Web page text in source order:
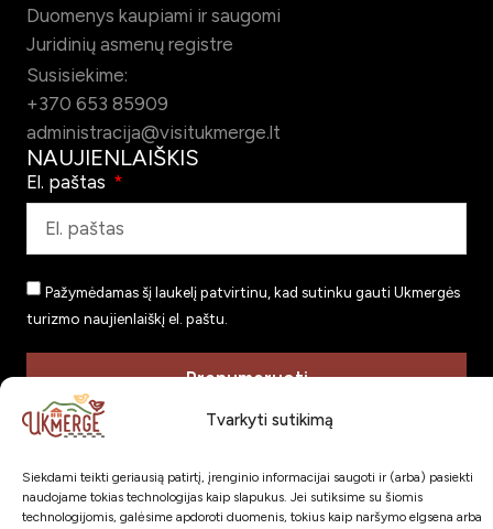
Tvarkyti sutikimą
Siekdami teikti geriausią patirtį, įrenginio informacijai saugoti ir (arba) pasiekti
naudojame tokias technologijas kaip slapukus. Jei sutiksime su šiomis
technologijomis, galėsime apdoroti duomenis, tokius kaip naršymo elgsena arba
Duomenys kaupiami ir saugomi
Juridinių asmenų registre
Susisiekime:
+370 653 85909
administracija@visitukmerge.lt
NAUJIENLAIŠKIS
El. paštas
Pažymėdamas šį laukelį patvirtinu, kad sutinku gauti Ukmergės
turizmo naujienlaiškį el. paštu.
Prenumeruoti
SOC. TINKLAI